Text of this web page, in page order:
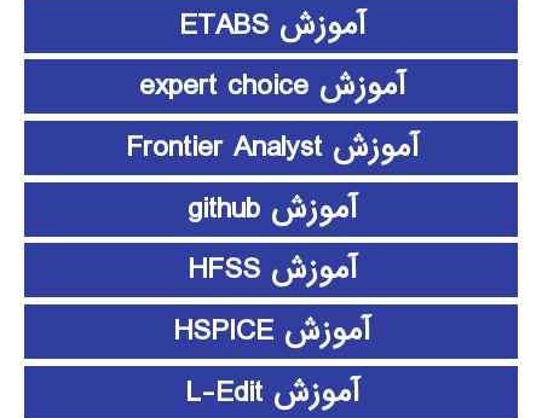
آموزش ETABS
آموزش expert choice
آموزش Frontier Analyst
آموزش github
آموزش HFSS
آموزش HSPICE
آموزش L-Edit